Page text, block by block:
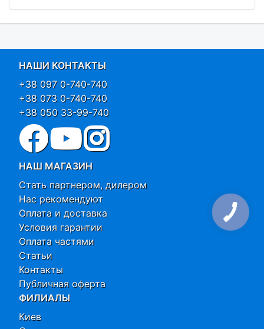
НАШИ КОНТАКТЫ
+38 097 0-740-740
+38 073 0-740-740
+38 050 33-99-740
НАШ МАГАЗИН
Стать партнером, дилером
Нас рекомендуют
Оплата и доставка
Условия гарантии
Оплата частями
Статьи
Контакты
Публичная оферта
ФИЛИАЛЫ
Киев